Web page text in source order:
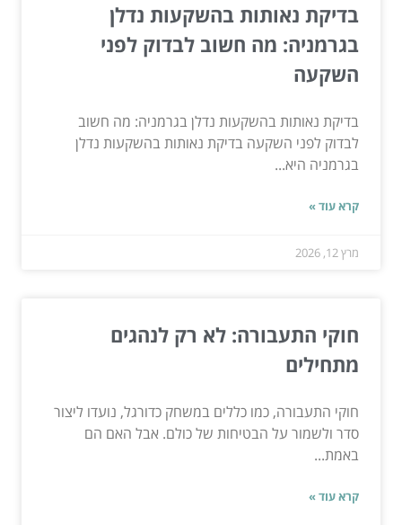
בדיקת נאותות בהשקעות נדלן
בגרמניה: מה חשוב לבדוק לפני
השקעה
בדיקת נאותות בהשקעות נדלן בגרמניה: מה חשוב
לבדוק לפני השקעה בדיקת נאותות בהשקעות נדלן
בגרמניה היא...
קרא עוד »
מרץ 12, 2026
חוקי התעבורה: לא רק לנהגים
מתחילים
חוקי התעבורה, כמו כללים במשחק כדורגל, נועדו ליצור
סדר ולשמור על הבטיחות של כולם. אבל האם הם
באמת...
קרא עוד »